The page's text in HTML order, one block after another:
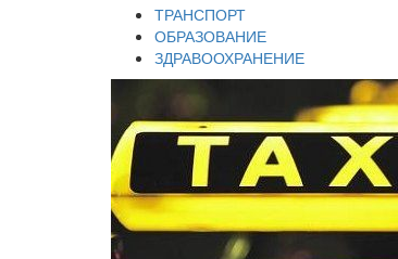
ТРАНСПОРТ
ОБРАЗОВАНИЕ
ЗДРАВООХРАНЕНИЕ